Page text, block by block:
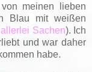
meinen lieben
Blau mit weißen
Sachen). Ich
und war daher
habe.